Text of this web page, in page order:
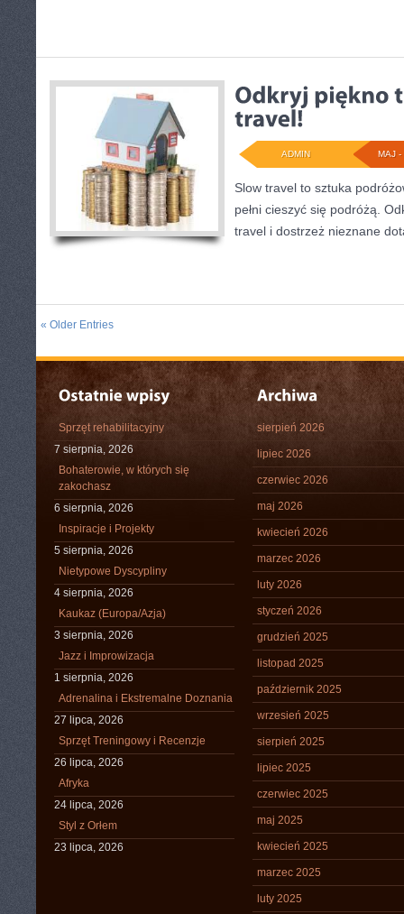
MAJ -
ADMIN
Slow travel to sztuka
pełni cieszyć się podróżą.
travel i dostrzeż nieznane
« Older Entries
Sprzęt rehabilitacyjny
7 sierpnia, 2026
Bohaterowie, w których się
zakochasz
6 sierpnia, 2026
Inspiracje i Projekty
5 sierpnia, 2026
Nietypowe Dyscypliny
4 sierpnia, 2026
Kaukaz (Europa/Azja)
3 sierpnia, 2026
Jazz i Improwizacja
1 sierpnia, 2026
Adrenalina i Ekstremalne Doznania
27 lipca, 2026
Sprzęt Treningowy i Recenzje
26 lipca, 2026
Afryka
24 lipca, 2026
Styl z Orłem
23 lipca, 2026
sierpień 2026
lipiec 2026
czerwiec 2026
maj 2026
kwiecień 2026
marzec 2026
luty 2026
styczeń 2026
grudzień 2025
listopad 2025
październik 2025
wrzesień 2025
sierpień 2025
lipiec 2025
czerwiec 2025
maj 2025
kwiecień 2025
marzec 2025
luty 2025